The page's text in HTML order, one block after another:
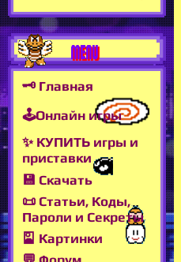
MENU
🗝 Главная
🕹Онлайн игры
✨ КУПИТЬ игры и
приставки
💾 Скачать
📜 Статьи, Коды,
Пароли и Секреты
🎴 Картинки